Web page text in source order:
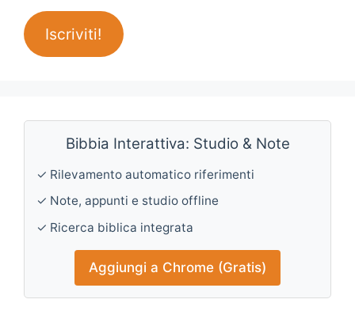
Iscriviti!
Bibbia Interattiva: Studio & Note
✓ Rilevamento automatico riferimenti
✓ Note, appunti e studio offline
✓ Ricerca biblica integrata
Aggiungi a Chrome (Gratis)